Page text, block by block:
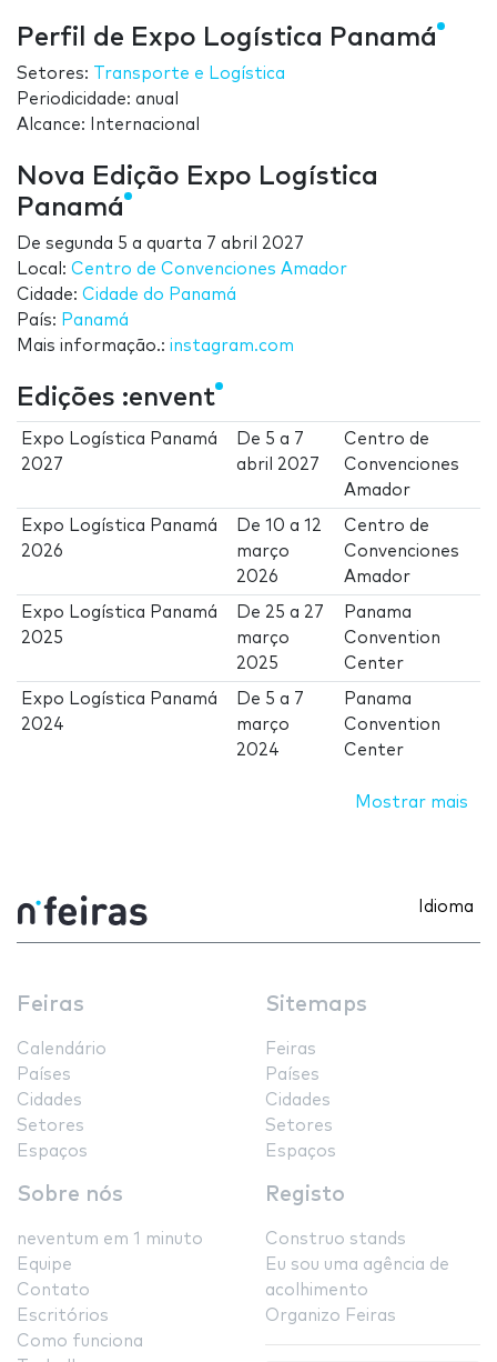
Perfil de Expo Logística Panamá
Setores:
Transporte e Logística
Periodicidade: anual
Alcance: Internacional
Nova Edição Expo Logística
Panamá
De segunda 5 a quarta 7 abril 2027
Local: Centro de Convenciones Amador
Cidade: Cidade do Panamá
País: Panamá
Mais informação.: instagram.com
Edições :envent
Expo Logística Panamá
2027
De 5 a 7
abril 2027
Centro de
Convenciones
Amador
Expo Logística Panamá
2026
De10 a12
março
2026
Centro de
Convenciones
Amador
Expo Logística Panamá
2025
De 25 a 27
março
2025
Panama
Convention
Center
Expo Logística Panamá
2024
De 5 a 7
março
2024
Panama
Convention
Center
Mostrar mais
Idioma
Feiras
Calendário
Países
Cidades
Setores
Espaços
Sitemaps
Feiras
Países
Cidades
Setores
Espaços
Sobre nós
neventum em 1 minuto
Equipe
Contato
Escritórios
Como funciona
Registo
Construo stands
Eu sou uma agência de
acolhimento
Organizo Feiras